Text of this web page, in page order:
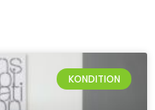
KONDITION